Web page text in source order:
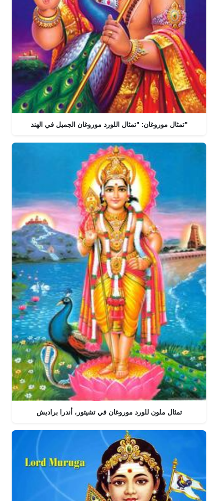
تمثال موروغان: "تمثال اللورد موروغان الجميل في الهند"
تمثال ملون للورد موروغان في تشيتور، أندرا براديش